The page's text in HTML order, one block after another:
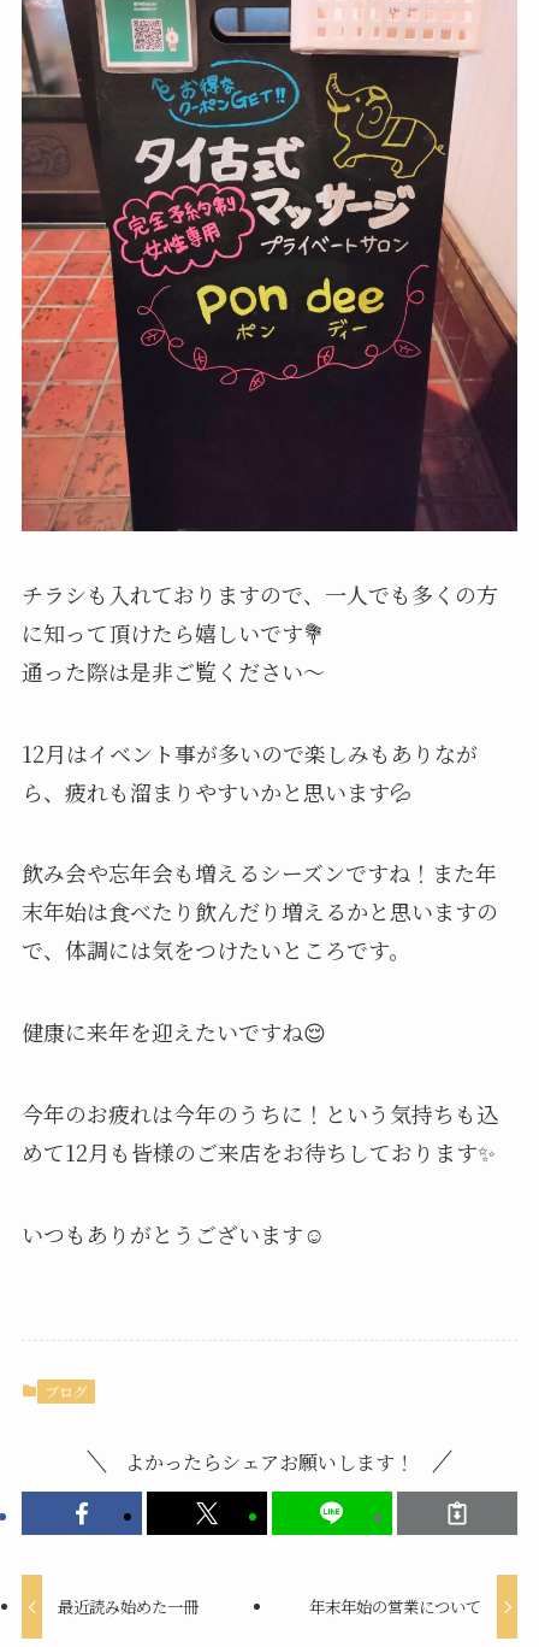
チラシも入れておりますので、一人でも多くの方
に知って頂けたら嬉しいです💐
通った際は是非ご覧ください〜
12月はイベント事が多いので楽しみもありなが
ら、疲れも溜まりやすいかと思います💦
飲み会や忘年会も増えるシーズンですね！また年
末年始は食べたり飲んだり増えるかと思いますの
で、体調には気をつけたいところです。
健康に来年を迎えたいですね😌
今年のお疲れは今年のうちに！という気持ちも込
めて12月も皆様のご来店をお待ちしております✨
いつもありがとうございます☺
ブログ
よかったらシェアお願いします！
最近読み始めた一冊 年末年始の営業について